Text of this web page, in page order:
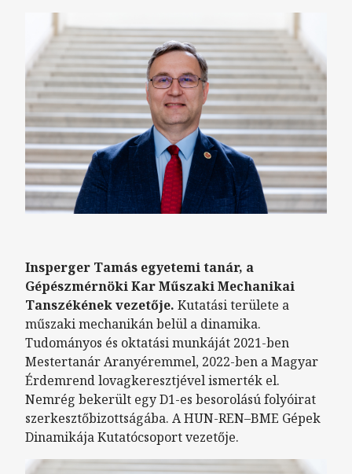
Insperger Tamás egyetemi tanár, a
Gépészmérnöki Kar Műszaki Mechanikai
Tanszékének vezetője. Kutatási területe a
műszaki mechanikán belül a dinamika.
Tudományos és oktatási munkáját 2021-ben
Mestertanár Aranyéremmel, 2022-ben a Magyar
Érdemrend lovagkeresztjével ismerték el.
Nemrég bekerült egy D1-es besorolású folyóirat
szerkesztőbizottságába. A HUN-REN–BME Gépek
Dinamikája Kutatócsoport vezetője.